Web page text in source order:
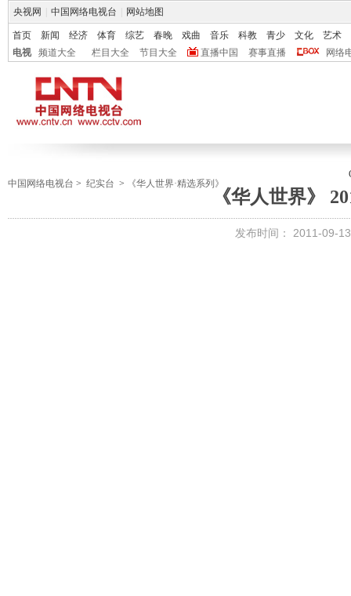
央视网 中国网络电视台 网站地图
首页 新闻 经济 体育 综艺 春晚 戏曲 音乐 科教 青少 文化
艺术
电视
频道大全 栏目大全 节目大全 直播中国 赛事直播 网络
中国网络电视台 > 纪实台 > 《华人世界·精选系列》
《华人世界》
发布时间： 2011-09-